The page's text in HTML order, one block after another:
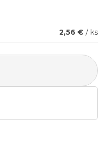
2,56 € / ks